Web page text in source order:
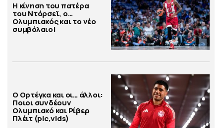
Η κίνηση του πατέρα
του Ντόρσεϊ, ο…
Ολυμπιακός και το νέο
συμβόλαιο!
Ο Ορτέγκα και οι… άλλοι:
Ποιοι συνδέουν
Ολυμπιακό και Ρίβερ
Πλέιτ (pic,vids)